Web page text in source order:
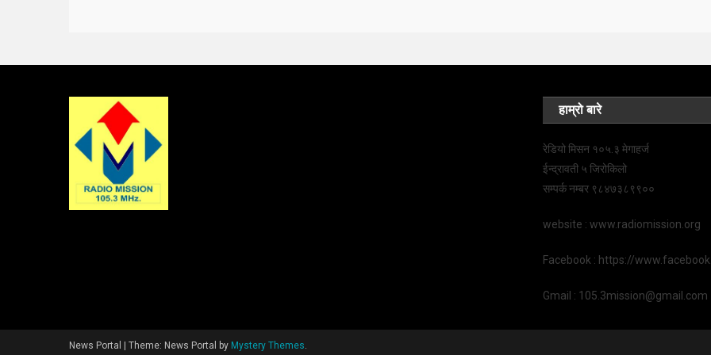
हाम्रो बारे
रेडियो मिसन १०५.३ मेगाहर्ज
ईन्द्रावती ५ जिरोकिलो
सम्पर्क नम्बर ९८४७३८९९००
website : www.radiomission.org
Facebook : https://
Gmail : 105.3mission@gmail.com
News Portal Theme: News Portal by Mystery Themes.